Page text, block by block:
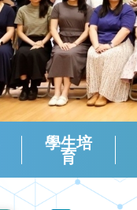
學生培
育